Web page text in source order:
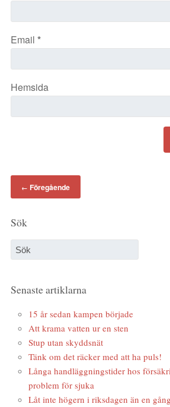
Email *
Hemsida
← Föregående
Sök
Senaste artiklarna
15 år sedan kampen började
Att krama vatten ur en sten
Stup utan skyddsnät
Tänk om det räcker med att ha puls!
Långa handläggningstider hos
problem för sjuka
Låt inte högern i riksdagen än en